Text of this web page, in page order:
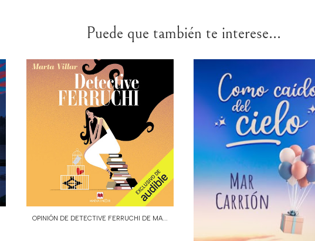
Puede que también te interese...
OPINIÓN DE DETECTIVE FERRUCHI DE MA...